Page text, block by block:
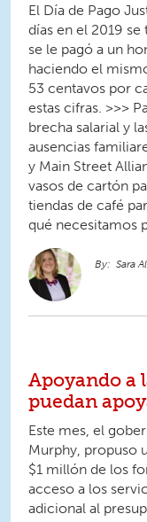
El Día de Pago
días en el 2019 se
se le pagó a un
haciendo el
53 centavos por
estas cifras. >>>
brecha salarial y
ausencias
y Main Street
vasos de cartón
tiendas de café
qué necesitamos
Sara
Apoyando a
puedan
Este mes, el
Murphy, propuso
$1 millón de los
acceso a los
adicional al